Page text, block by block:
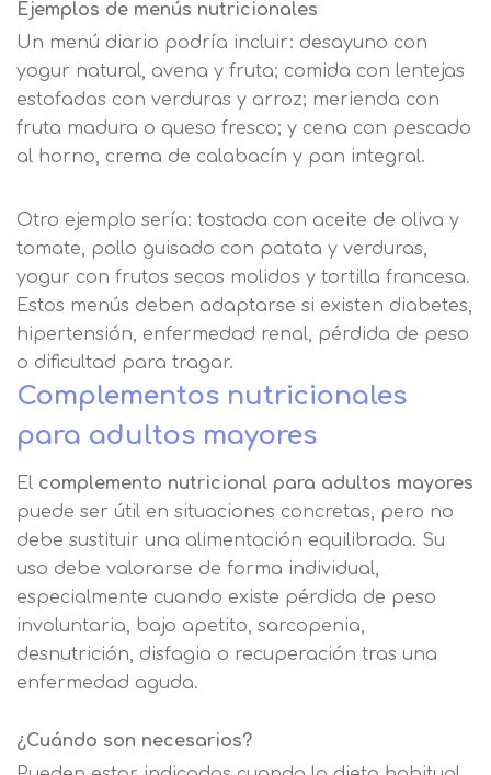
Ejemplos de menús nutricionales
Un menú diario podría incluir: desayuno con
yogur natural, avena y fruta; comida con lentejas
estofadas con verduras y arroz; merienda con
fruta madura o queso fresco; y cena con pescado
al horno, crema de calabacín y pan integral.
Otro ejemplo sería: tostada con aceite de oliva y
tomate, pollo guisado con patata y verduras,
yogur con frutos secos molidos y tortilla francesa.
Estos menús deben adaptarse si existen diabetes,
hipertensión, enfermedad renal, pérdida de peso
o dificultad para tragar.
Complementos nutricionales
para adultos mayores
El complemento nutricional para adultos mayores
puede ser útil en situaciones concretas, pero no
debe sustituir una alimentación equilibrada. Su
uso debe valorarse de forma individual,
especialmente cuando existe pérdida de peso
involuntaria, bajo apetito, sarcopenia,
desnutrición, disfagia o recuperación tras una
enfermedad aguda.
¿Cuándo son necesarios?
Solicitar
información
Mail
Nombre
Solicitar
información
Nombre
Apellidos
Email
Mensaje
Centro de
preferencia de
privacidad